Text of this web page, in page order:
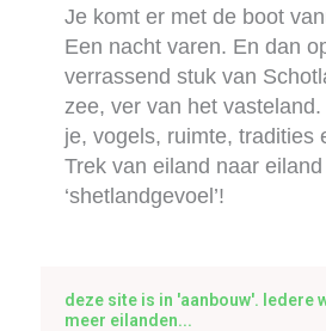
Je komt er met de boot
Een nacht varen. En dan
verrassend stuk van
zee, ver van het
je, vogels, ruimte, tradities
Trek van eiland naar
‘shetlandgevoel’!
deze site is in 'aanbouw'. Iedere
meer eilanden...